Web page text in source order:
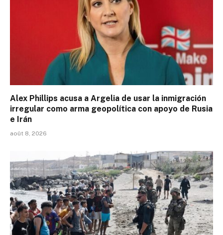
Alex Phillips acusa a Argelia de usar la inmigración
irregular como arma geopolítica con apoyo de Rusia
e Irán
août 8, 2026